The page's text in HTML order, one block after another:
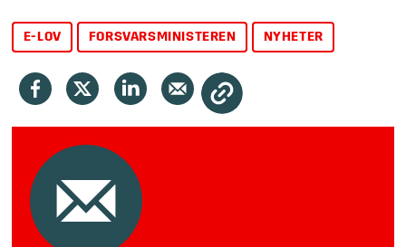
E-LOV FORSVARSMINISTEREN NYHETER